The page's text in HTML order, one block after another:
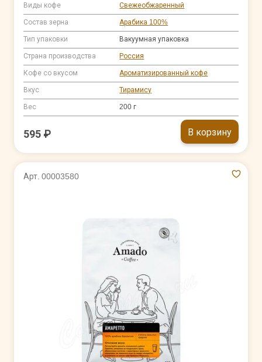
Виды кофе Свежеобжаренный
Состав зерна Арабика 100%
Тип упаковки Вакуумная упаковка
Страна производства Россия
Кофе со вкусом Ароматизированный кофе
Вкус Тирамису
Вес 200 г
595 ₽ В корзину
Арт. 00003580